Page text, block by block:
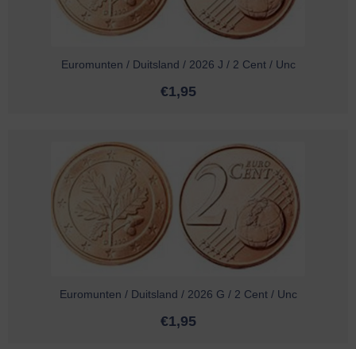
Euromunten / Duitsland / 2026 J / 2 Cent / Unc
€1,95
Euromunten / Duitsland / 2026 G / 2 Cent / Unc
€1,95